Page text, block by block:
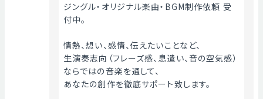
ジングル・オリジナル楽曲・BGM制作依頼 受
付中。
情熱、想い、感情、伝えたいことなど、
生演奏志向（フレーズ感、息遣い、音の空気感）
ならではの音楽を通して、
あなたの創作を徹底サポート致します。